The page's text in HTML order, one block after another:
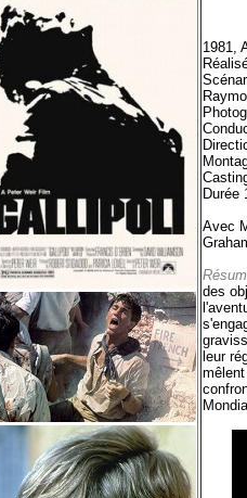
1981,
Durée
Avec
des
leur